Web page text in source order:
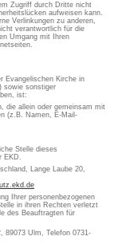
Zugriff durch Dritte nicht
aufweisen kann.
Verlinkungen zu anderen,
verantwortlich für die
Umgang mit Ihren
Evangelischen Kirche in
sowie sonstiger
ist:
die allein oder gemeinsam mit
(z.B. Namen, E-Mail-
Stelle dieses
EKD.
Lange Laube 20,
Ihrer personenbezogenen
in ihren Rechten verletzt
des Beauftragten für
89073 Ulm, Telefon 0731-